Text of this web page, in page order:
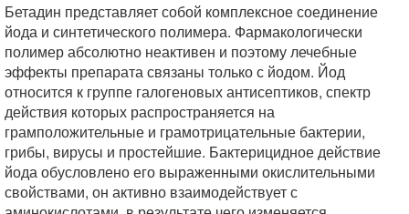
Бетадин представляет собой комплексное соединение
йода и синтетического полимера. Фармакологически
полимер абсолютно неактивен и поэтому лечебные
эффекты препарата связаны только с йодом. Йод
относится к группе галогеновых антисептиков, спектр
действия которых распространяется на
грамположительные и грамотрицательные бактерии,
грибы, вирусы и простейшие. Бактерицидное действие
йода обусловлено его выраженными окислительными
свойствами, он активно взаимодействует с